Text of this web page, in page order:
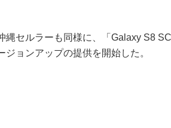
セルラーも同様に、「Galaxy S8
ジョンアップの提供を開始した。